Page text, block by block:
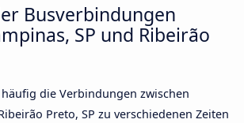
Busverbindungen
SP und Ribeirão
die Verbindungen zwischen
Preto, SP zu verschiedenen Zeiten